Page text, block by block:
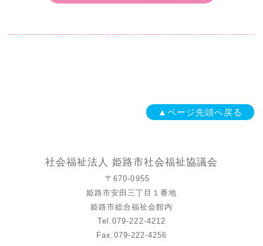
▲ページ先頭へ戻る
社会福祉法人 姫路市社会福祉協議会
〒670-0955
姫路市安田三丁目１番地
姫路市総合福祉会館内
Tel.079-222-4212
Fax.079-222-4256